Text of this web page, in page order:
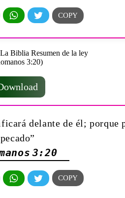
delante de él;
pecado”
3:20